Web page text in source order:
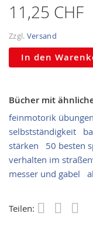
11,25 CHF
Zzgl. Versand
In den
Bücher mit
feinmotorik übungen
selbstständigkeit
stärken
50 besten
verhalten im
messer und gabel
Teilen: